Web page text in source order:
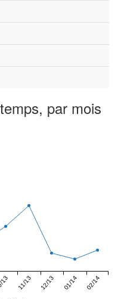
par mois
11/13 12/13 01/14 02/14